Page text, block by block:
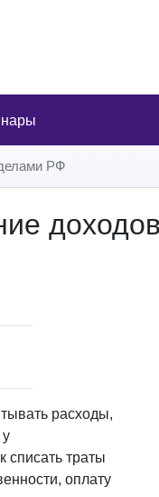
РФ
расходы,
списать траты
оплату